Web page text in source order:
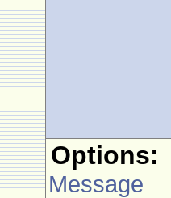
Options:
Message